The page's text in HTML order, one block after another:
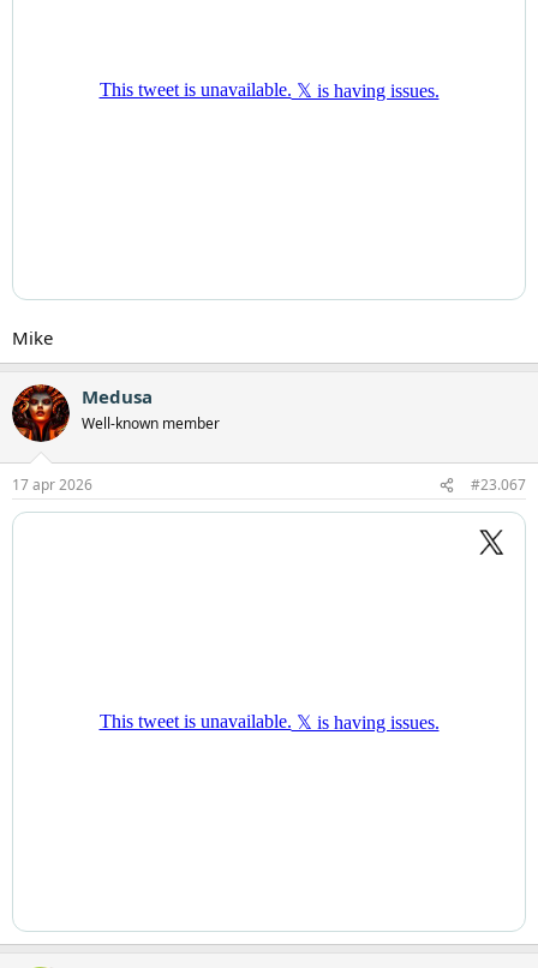
Mike
Medusa
Well-known member
17 apr 2026 #23.067